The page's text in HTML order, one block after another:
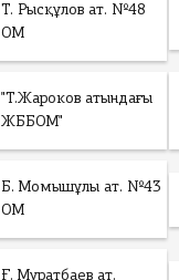
Т. Рысқұлов ат. №48
ОМ
"Т.Жароков атындағы
ЖББОМ"
Б. Момышұлы ат. №43
ОМ
Ғ. Мұратбаев ат.